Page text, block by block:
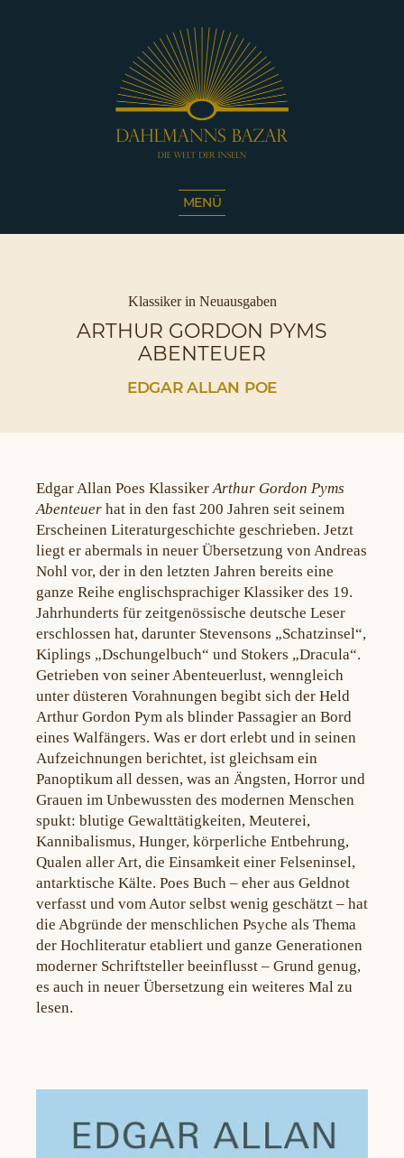
Die
Inseln
|
Café
Sassnitz
MENÜ
Kategorien
Klassiker in Neuausgaben
ARTHUR GORDON PYMS
ABENTEUER
EDGAR ALLAN POE
Edgar Allan Poes KlassikerArthur Gordon Pyms
Abenteuer hat in den fast 200 Jahren seit seinem
Erscheinen Literaturgeschichte geschrieben. Jetzt
liegt er abermals in neuer Übersetzung von Andreas
Nohl vor, der in den letzten Jahren bereits eine
ganze Reihe englischsprachiger Klassiker des 19.
Jahrhunderts für zeitgenössische deutsche Leser
erschlossen hat, darunter Stevensons „Schatzinsel“,
Kiplings „Dschungelbuch“ und Stokers „Dracula“.
Getrieben von seiner Abenteuerlust, wenngleich
unter düsteren Vorahnungen begibt sich der Held
Arthur Gordon Pym als blinder Passagier an Bord
eines Walfängers. Was er dort erlebt und in seinen
Aufzeichnungen berichtet, ist gleichsam ein
Panoptikum all dessen, was an Ängsten, Horror und
Grauen im Unbewussten des modernen Menschen
spukt: blutige Gewalttätigkeiten, Meuterei,
Kannibalismus, Hunger, körperliche Entbehrung,
Qualen aller Art, die Einsamkeit einer Felseninsel,
antarktische Kälte. Poes Buch – eher aus Geldnot
verfasst und vom Autor selbst wenig geschätzt – hat
die Abgründe der menschlichen Psyche als Thema
der Hochliteratur etabliert und ganze Generationen
moderner Schriftsteller beeinflusst – Grund genug,
es auch in neuer Übersetzung ein weiteres Mal zu
lesen.